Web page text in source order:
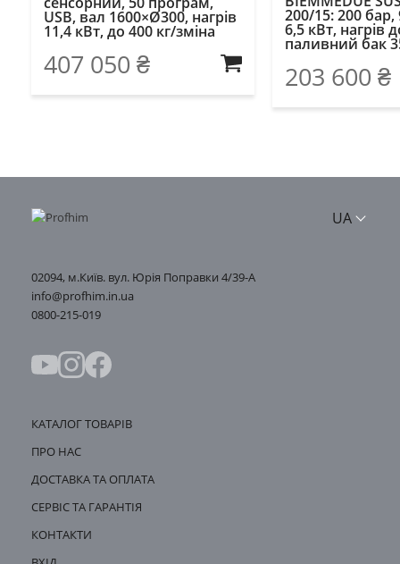
USB, вал 1600×Ø300, нагрів
11,4 кВт, до 400 кг/зміна
407 050 ₴
200/15: 200 бар,
6,5 кВт, нагрів
паливний бак
203 600 ₴
UA
02094, м.Київ. вул. Юрія Поправки 4/39-А
info@profhim.in.ua
0800-215-019
КАТАЛОГ ТОВАРІВ
ПРО НАС
ДОСТАВКА ТА ОПЛАТА
СЕРВІС ТА ГАРАНТІЯ
КОНТАКТИ